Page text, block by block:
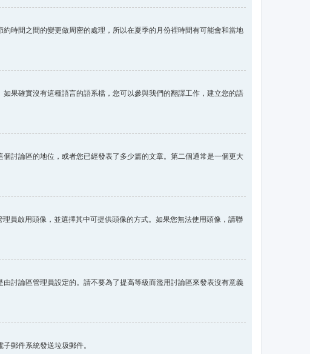
時間之間的變更做周密的處理，所以在夏季的月份裡時間有可能會和當地
果確實沒有這種語言的語系檔，您可以參與我們的翻譯工作，建立您的語
討論區的地位，或者您已經發表了多少篇的文章。第二個通常是一個更大
員啟用頭像，並選擇其中可提供頭像的方式。如果您無法使用頭像，請聯
討論區管理員設定的。請不要為了提高等級而濫用討論區來發表沒有意義
郵件系統發送垃圾郵件。